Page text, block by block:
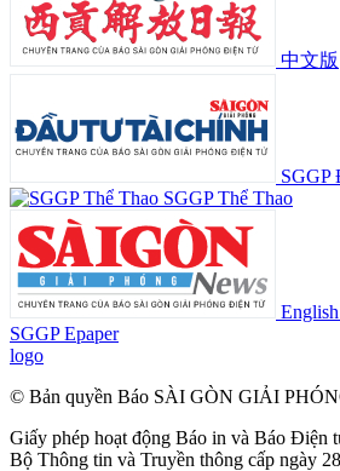
中文版
SGGP
SGGP Thể Thao
SGGP Epaper
logo
© Bản quyền Báo SÀI GÒN GIẢI
Giấy phép hoạt động Báo in và Báo Điện
Bộ Thông tin và Truyền thông cấp ngày